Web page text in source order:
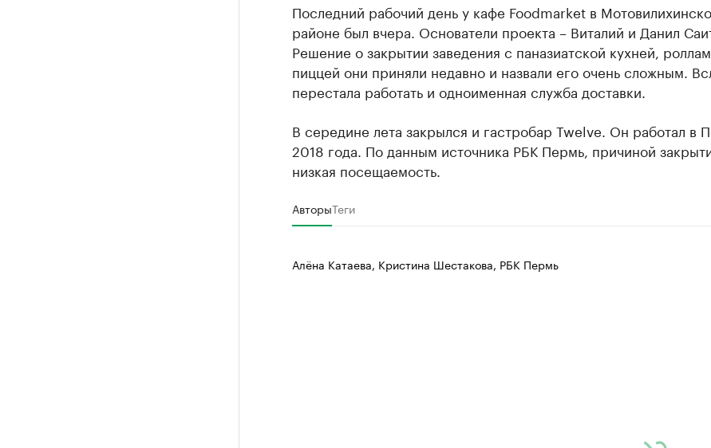
Последний рабочий день у кафе Foodmarket в
районе был вчера. Основатели проекта – Виталий и Данил
Решение о закрытии заведения с паназиатской кухней,
пиццей они приняли недавно и назвали его очень сложным.
перестала работать и одноименная служба доставки.
В середине лета закрылся и гастробар Twelve. Он работал в
2018 года. По данным источника РБК Пермь, причиной
низкая посещаемость.
АвторыТеги
Алёна Катаева, Кристина Шестакова, РБК Пермь